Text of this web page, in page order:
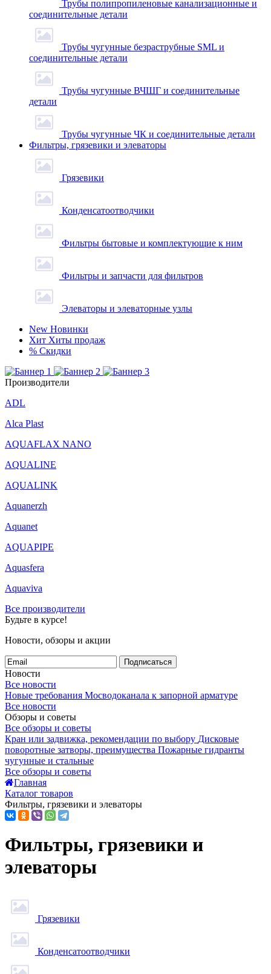
Трубы полипропиленовые канализационные и
соединительные детали
Трубы чугунные безраструбные SML и
соединительные детали
Трубы чугунные ВЧШГ и соединительные
детали
Трубы чугунные ЧК и соединительные детали
Фильтры, грязевики и элеваторы
Грязевики
Конденсатоотводчики
Фильтры бытовые и комплектующие к ним
Фильтры и запчасти для фильтров
Элеваторы и элеваторные узлы
New Новинки
Хит Хиты продаж
% Скидки
Производители
ADL
Alca Plast
AQUAFLAX NANO
AQUALINE
AQUALINK
Aquanerzh
Aquanet
AQUAPIPE
Aquasfera
Aquaviva
Все производители
Будьте в курсе!
Новости, обзоры и акции
Подписаться
Новости
Все новости
Новые требования Мосводоканала к запорной арматуре
Все новости
Обзоры и советы
Все обзоры и советы
Кран или задвижка, рекомендации по выбору Дисковые
поворотные затворы, преимущества Пожарные гидранты
чугунные и стальные
Все обзоры и советы
Главная
Каталог товаров
Фильтры, грязевики и элеваторы
Фильтры, грязевики и
элеваторы
Грязевики
Конденсатоотводчики